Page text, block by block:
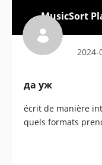
MusicSort
2024-
да уж
écrit de manière
quels formats